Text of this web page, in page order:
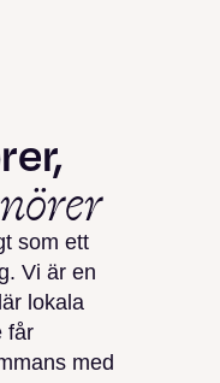
som ett
Vi är en
lokala
får
med